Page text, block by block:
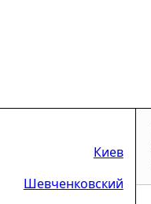
Киев
Шевченковский